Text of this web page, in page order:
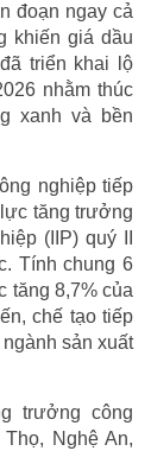
đoạn ngay cả
khiến giá dầu
triển khai lộ
nhằm thúc
xanh và bền
nghiệp tiếp
tăng trưởng
(IIP) quý II
Tính chung 6
tăng 8,7% của
chế tạo tiếp
sản xuất
trưởng công
Nghệ An,